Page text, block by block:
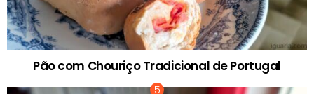
Pão com Chouriço Tradicional de Portugal